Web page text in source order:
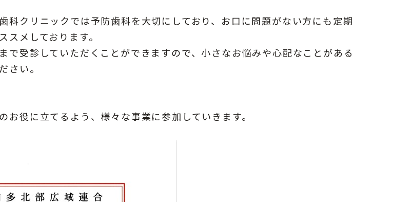
科クリニックでは予防歯科を大切にしており、お口に問題がない方にも定期
スメしております。
で受診していただくことができますので、小さなお悩みや心配なことがある
さい。
お役に立てるよう、様々な事業に参加していきます。